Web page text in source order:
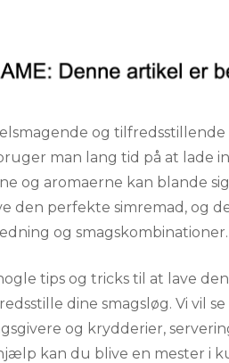
og
man lang tid på at lade
og aromaerne kan blande
den perfekte simremad, og
og smagskombinationer.
tips og tricks til at lave
dine smagsløg. Vi vil
og krydderier,
kan du blive en mester i